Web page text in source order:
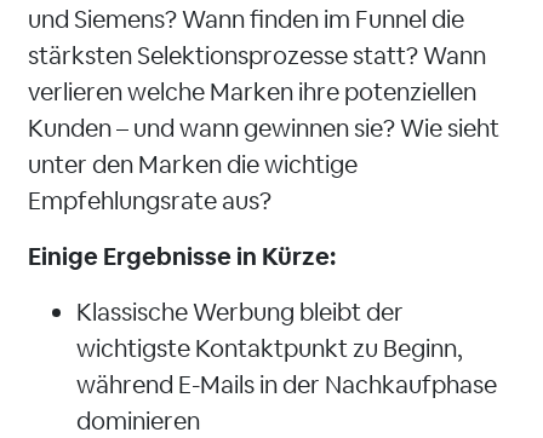
und Siemens? Wann finden im Funnel die
stärksten Selektionsprozesse statt? Wann
verlieren welche Marken ihre potenziellen
Kunden – und wann gewinnen sie? Wie sieht
unter den Marken die wichtige
Empfehlungsrate aus?
Einige Ergebnisse in Kürze:
Klassische Werbung bleibt der
wichtigste Kontaktpunkt zu Beginn,
während E-Mails in der Nachkaufphase
dominieren